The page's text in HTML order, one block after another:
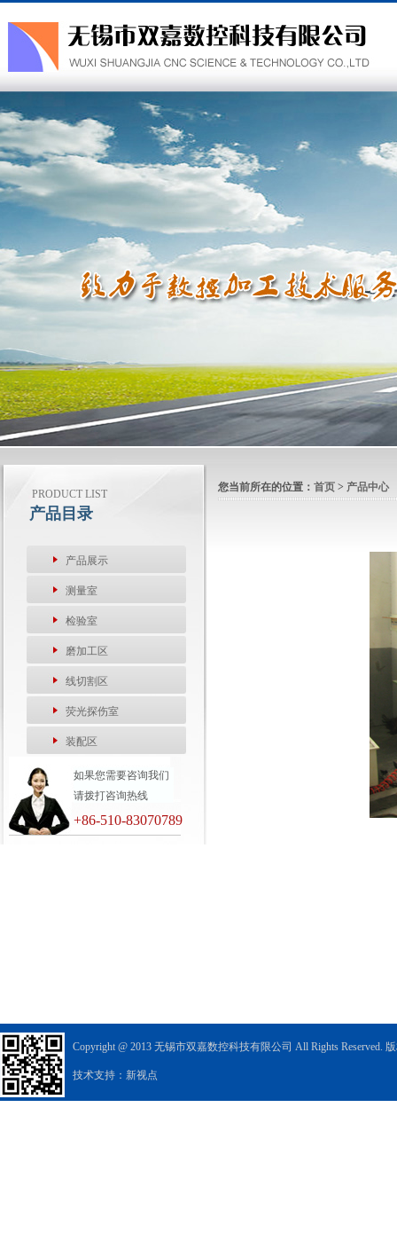
PRODUCT LIST
产品目录
产品展示
测量室
检验室
磨加工区
线切割区
荧光探伤室
装配区
如果您需要咨询我们
请拨打咨询热线
+86-510-83070789
您当前所在的位置： 首页 > 产品中心
Copyright @ 2013 无锡市双嘉数控科技有限公司 All Rights Reserved.
技术支持：新视点